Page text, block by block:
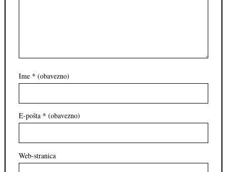
Ime * (obavezno)
E-pošta * (obavezno)
Web-stranica